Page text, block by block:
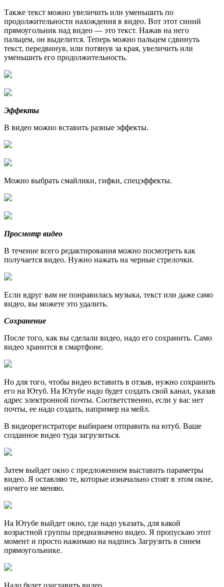
Также текст можно увеличить или уменьшить по
продолжительности нахождения в видео. Вот этот синий
прямоугольник над видео — это текст. Нажав на него
пальцем, он выделится. Теперь можно пальцем сдвинуть
текст, передвинув, или потянув за края, увеличить или
уменьшить его продолжительность.
Эффекты
В видео можно вставить разные эффекты.
Можно выбрать смайлики, гифки, спецэффекты.
Просмотр видео
В течение всего редактирования можно посмотреть как
получается видео. Нужно нажать на черные стрелочки.
Если вдруг вам не понравилась музыка, текст или даже само
видео, вы можете это удалить.
Сохранение
После того, как вы сделали видео, надо его сохранить. Само
видео хранится в смартфоне.
Но для того, чтобы видео вставить в отзыв, нужно сохранить
его на Ютуб. На Ютубе надо будет создать свой канал, указав
адрес электронной почты. Соответственно, если у вас нет
почты, ее надо создать, например на мейл.
В видеорегистраторе выбираем отправить на ютуб. Ваше
созданное видео туда загрузиться.
Затем выйдет окно с предложением выставить параметры
видео. Я оставляю те, которые изначально стоят в этом окне,
ничего не меняю.
На Ютубе выйдет окно, где надо указать, для какой
возрастной группы предназначено видео. Я пропускаю этот
момент и просто нажимаю на надпись Загрузить в синем
прямоугольнике.
Надо будет озаглавить видео.